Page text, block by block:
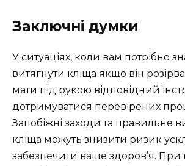
Заключні думки
У ситуаціях, коли вам потрібно
витягнути кліща якщо він
мати під рукою відповідний
дотримуватися перевірених
Запобіжні заходи та правильне
кліща можуть знизити ризик
забезпечити ваше здоров’я. При